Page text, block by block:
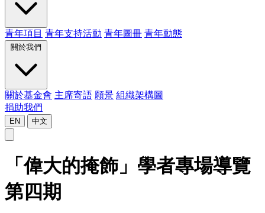
青年項目 青年支持活動 青年圖冊 青年動態
關於基金會 主席寄語 願景 組織架構圖
捐助我們
EN 中文
「偉大的掩飾」學者專場導覽
第四期